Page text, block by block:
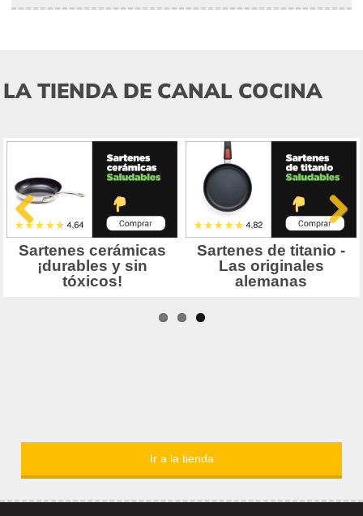
LA TIENDA DE CANAL COCINA
Ir a la tienda